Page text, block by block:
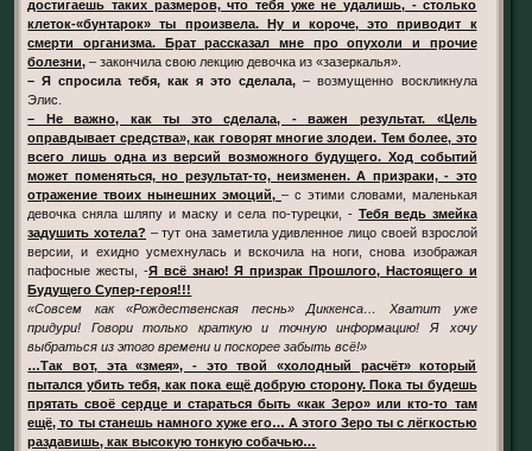
достигаешь таких размеров, что тебя уже не удалишь, - столько
клеток-«бунтарок» ты произвела. Ну и короче, это приводит к
смерти организма. Брат рассказал мне про опухоли и прочие
болезни, – закончила свою лекцию девочка из «зазеркалья».
– Я спросила тебя, как я это сделала, – возмущенно воскликнула
Элис.
– Не важно, как ты это сделала, - важен результат. «Цель
оправдывает средства», как говорят многие злодеи. Тем более, это
всего лишь одна из версий возможного будущего. Ход событий
может поменяться, но результат-то, неизменен. А призраки, - это
отражение твоих нынешних эмоций, – с этими словами, маленькая
девочка сняла шляпу и маску и села по-турецки, - Тебя ведь змейка
задушить хотела? – тут она заметила удивленное лицо своей взрослой
версии, и ехидно усмехнулась и вскочила на ноги, снова изображая
пафосные жесты, -Я всё знаю! Я призрак Прошлого, Настоящего и
Будущего Супер-героя!!!
«Совсем как «Рождественская песнь» Диккенса… Хватит уже
придури! Говори только краткую и точную информацию! Я хочу
выбраться из этого времени и поскорее забыть всё!»
…Так вот, эта «змея», - это твой «холодный расчёт» который
пытался убить тебя, как пока ещё добрую сторону. Пока ты будешь
прятать своё сердце и стараться быть «как Зеро» или кто-то там
ещё, то ты станешь намного хуже его… А этого Зеро ты с лёгкостью
раздавишь, как высокую тонкую собачью…